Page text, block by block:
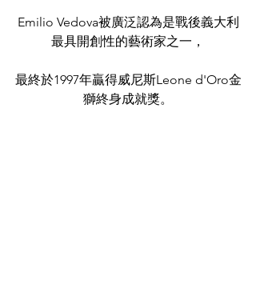
Emilio Vedova被廣泛認為是戰後義大利
最具開創性的藝術家之一，
最終於1997年贏得威尼斯Leone d'Oro金
獅終身成就獎。